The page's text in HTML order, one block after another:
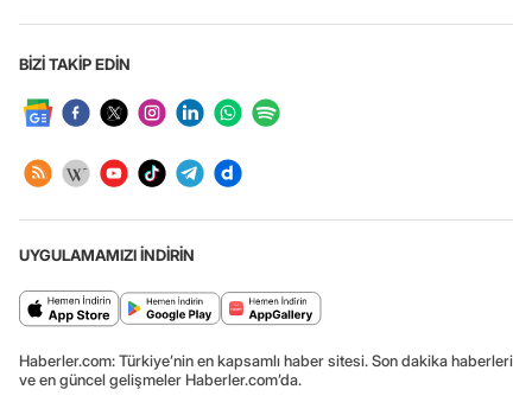
BİZİ TAKİP EDİN
UYGULAMAMIZI İNDİRİN
Haberler.com: Türkiye’nin en kapsamlı haber sitesi. Son dakika haberleri
ve en güncel gelişmeler Haberler.com’da.